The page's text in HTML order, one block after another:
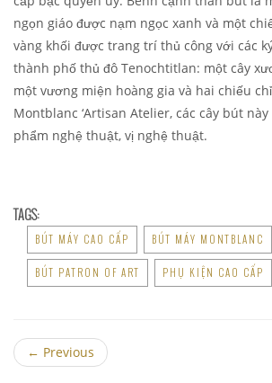
ngọn giáo được nạm ngọc xanh và một
vàng khối được trang trí thủ công với các
thành phố thủ đô Tenochtitlan: một cây
một vương miện hoàng gia và hai chiếu
Montblanc ‘Artisan Atelier, các cây bút
phẩm nghệ thuật, vị nghệ thuật.
TAGS:
BÚT MÁY CAO CẤP BÚT MÁY MONTBLANC
BÚT PATRON OF ART PHỤ KIỆN CAO CẤP
← Previous